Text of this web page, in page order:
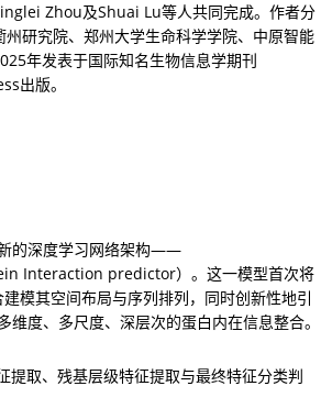
Zhou及Shuai Lu等人共同完成。作者分
研究院、郑州大学生命科学学院、中原智能
年发表于国际知名生物信息学期刊
出版。
的深度学习网络架构——
Interaction predictor）。这一模型首次将
模其空间布局与序列排列，同时创新性地引
度、多尺度、深层次的蛋白内在信息整合。
提取、残基层级特征提取与最终特征分类判